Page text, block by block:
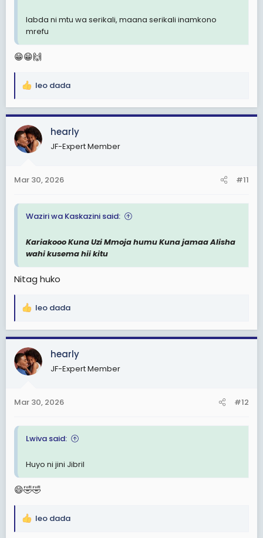
labda ni mtu wa serikali, maana serikali inamkono
mrefu
😁😁🙌
R
a
c
t
i
s
leo dada
hearly
JF-Expert Member
Mar 30, 2026 #11
Waziri wa Kaskazini said:
Kariakooo Kuna Uzi Mmoja humu Kuna jamaa Alisha
wahi kusema hii kitu
Nitag huko
R
a
c
t
i
s
leo dada
hearly
JF-Expert Member
Mar 30, 2026 #12
Lwiva said:
Huyo ni jini Jibril
😄🤣🤣
R
leo dada